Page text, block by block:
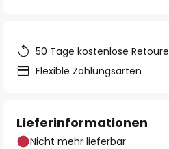
50 Tage kostenlose Retoure
Flexible Zahlungsarten
Lieferinformationen
Nicht mehr lieferbar